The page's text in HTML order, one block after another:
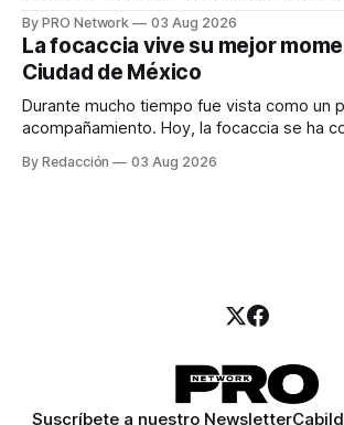
para los textos, alguien que supiera de
para encontrar prospectos, un vendedor
llamadas y mensajes, y —con suerte— una
By PRO Network 03 Aug 2026
La focaccia vive su mejor
Ciudad de México
Durante mucho tiempo fue vista como un
acompañamiento. Hoy, la focaccia se ha
artesanal, ingredientes de calidad y
By Redacción 03 Aug 2026
Suscríbete a nuestro Newsletter